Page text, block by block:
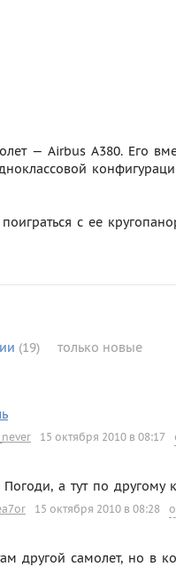
— Airbus А380. Его
с ее
(19) только новые
15 октября 2010 в 08:17
а тут по другому
15 октября 2010 в 08:28
другой самолет, но в